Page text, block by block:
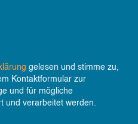
gelesen und stimme zu,
Kontaktformular zur
und für mögliche
und verarbeitet werden.